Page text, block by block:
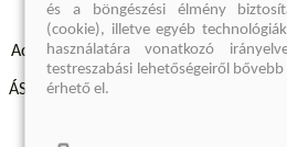
Adatvédelmi szabályzatok
ÁSZF - Vásárlási feltételek
és a böngészési élmény
(cookie), illetve egyéb
használatára vonatkozó
testreszabási lehetőségeiről
érhető el.